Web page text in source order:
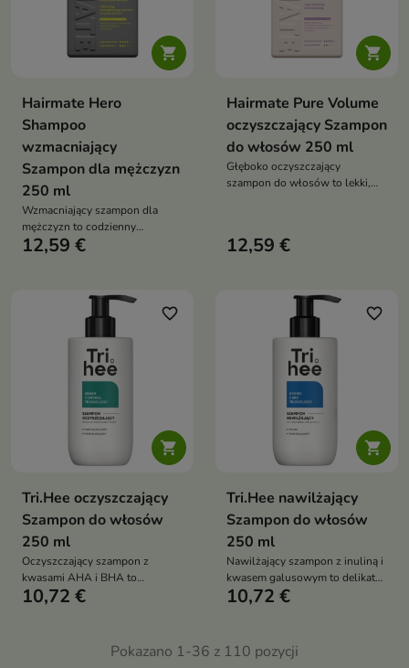

Hairmate Hero
Shampoo
wzmacniający
Szampon dla mężczyzn
250 ml
Wzmacniający szampon dla
mężczyzn to codzienny
kosmetyk do pielęgnacji włosów
pomaga ograniczyć wypadanie.
Zapewnia świeżość, nawilżenie i
12,59 €

Hairmate Pure Volume
oczyszczający Szampon
do włosów 250 ml
Głęboko oczyszczający
szampon do włosów to lekki,
nadaje im widoczną objętość.
12,59 €

favorite_border
Tri.Hee oczyszczający
Szampon do włosów
250 ml
Oczyszczający szampon z
kwasami AHA i BHA to
intensywnie oczyszczający
zanieczyszczenia. Przywraca
równowagę skóry głowy i
10,72 €

favorite_border
Tri.Hee nawilżający
Szampon do włosów
250 ml
Nawilżający szampon z inuliną i
kwasem galusowym to delikatny
szampon do codziennego
nawilża włosy oraz skórę głowy.
Wspiera mikrobiom skóry,
10,72 €
Pokazano 1-36 z 110 pozycji